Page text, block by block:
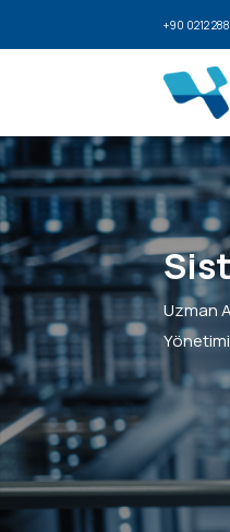
+90 0212
Uzman